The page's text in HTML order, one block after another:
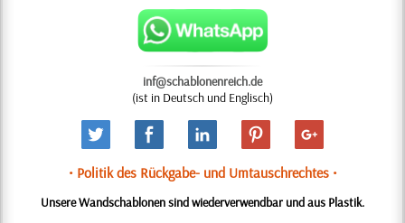
inf@schablonenreich.de
(ist in Deutsch und Englisch)
• Politik des Rückgabe- und Umtauschrechtes •
Unsere Wandschablonen sind wiederverwendbar und aus Plastik.